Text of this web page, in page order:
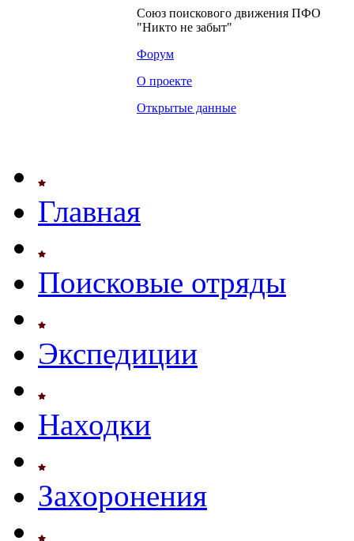
Союз поискового движения ПФО
"Никто не забыт"
Форум
О проекте
Открытые данные
Главная
Поисковые отряды
Экспедиции
Находки
Захоронения